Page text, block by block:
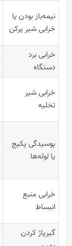
نیمه‌باز بودن یا
خرابی شیر پرکن
خرابی برد
دستگاه
خرابی شیر
تخلیه
پوسیدگی پکیج
یا لوله‌ها
خرابی منبع
انبساط
گیرپاژ کردن